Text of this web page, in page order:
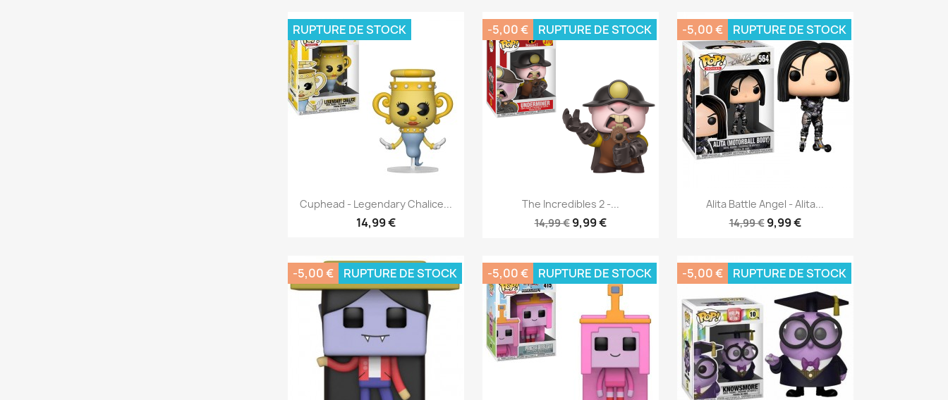
Cuphead - Legendary Chalice...
14,99 €
RUPTURE DE STOCK
 Aperçu rapide
The Incredibles 2 -...
14,99 € 9,99 €
-5,00 € RUPTURE DE STOCK
Aperçu rapide
Alita Battle Angel - Alita...
14,99 € 9,99 €
-5,00 € RUPTURE DE STOCK
Aperçu rapide
-5,00 € RUPTURE DE STOCK -5,00 € RUPTURE DE STOCK -5,00 € RUPTURE DE STOCK